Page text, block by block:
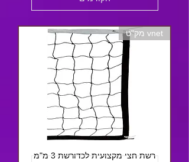
vnet מק"ט
רשת חצי מקצועית לכדורשת 3 מ"מ